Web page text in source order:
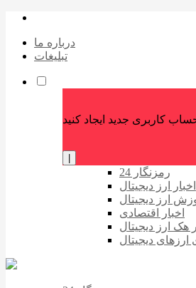
درباره ما
تبلیغات
رمزنگار 24
اخبار ارز دیجیتال
ارز دیجیتال
اخبار اقتصادی
هک ارز دیجیتال
دیجیتال